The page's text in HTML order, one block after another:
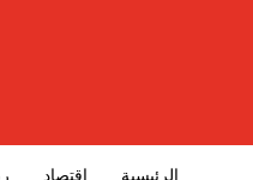
الرئيسية اقتصاد